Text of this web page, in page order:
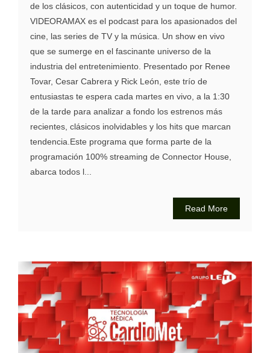
de los clásicos, con autenticidad y un toque de humor.
VIDEORAMAX es el podcast para los apasionados del
cine, las series de TV y la música. Un show en vivo
que se sumerge en el fascinante universo de la
industria del entretenimiento. Presentado por Renee
Tovar, Cesar Cabrera y Rick León, este trío de
entusiastas te espera cada martes en vivo, a la 1:30
de la tarde para analizar a fondo los estrenos más
recientes, clásicos inolvidables y los hits que marcan
tendencia.Este programa que forma parte de la
programación 100% streaming de Connector House,
abarca todos l...
Read More